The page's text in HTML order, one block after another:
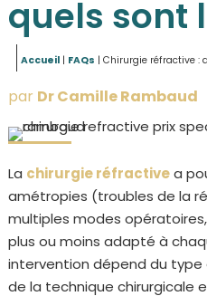
quels sont
Accueil | FAQs |Chirurgie réfractive :
par Dr Camille Rambaud
La chirurgie réfractivea
amétropies (troubles de la
multiples modes
plus ou moins adapté à
intervention dépend du
de la technique chirurgicale